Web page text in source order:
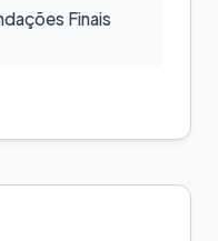
Finais